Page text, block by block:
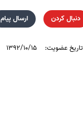
دنبال کردن ارسال پیام
تاریخ عضویت: ۱۳۹۲/۱۰/۱۵